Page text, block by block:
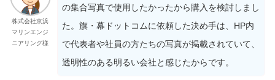
株式会社京浜
マリンエンジ
ニアリング様
の集合写真で使用したかったから購入を検討しまし
た。旗・幕ドットコムに依頼した決め手は、HP内
で代表者や社員の方たちの写真が掲載されていて、
透明性のある明るい会社と感じたからです。